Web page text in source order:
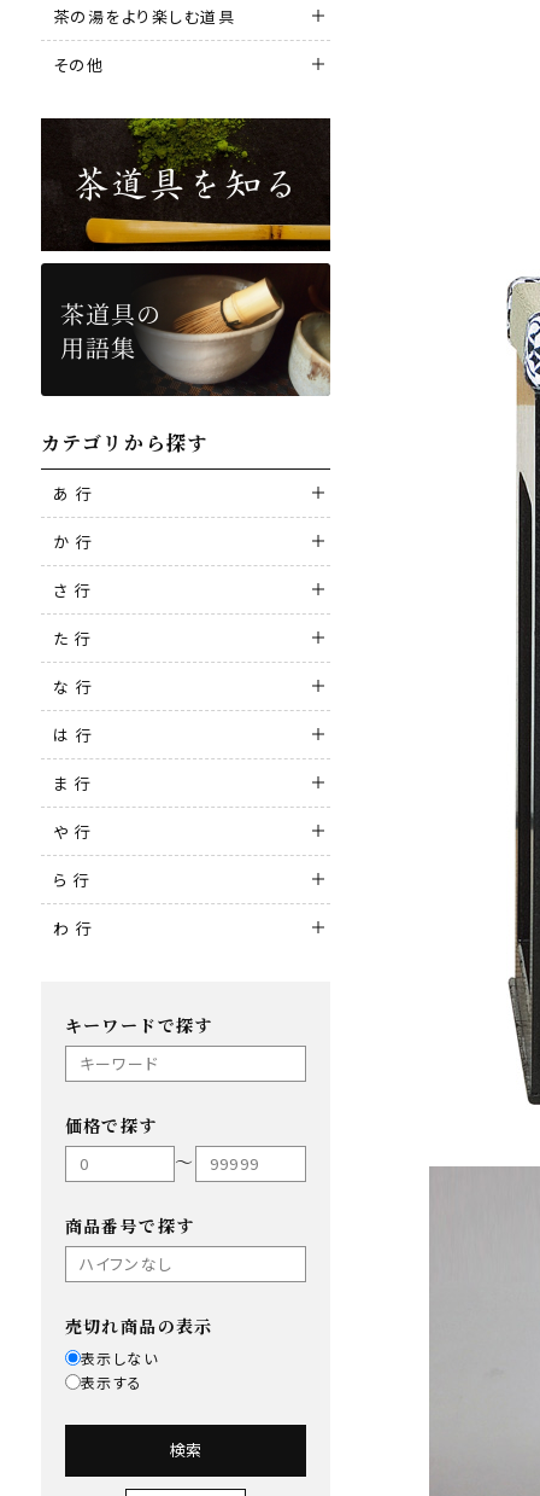
茶の湯をより楽しむ道具
その他
カテゴリから探す
あ 行
か 行
さ 行
た 行
な 行
は 行
ま 行
や 行
ら 行
わ 行
キーワードで探す
価格で探す
〜
商品番号で探す
売切れ商品の表示
表示しない
表示する
検索